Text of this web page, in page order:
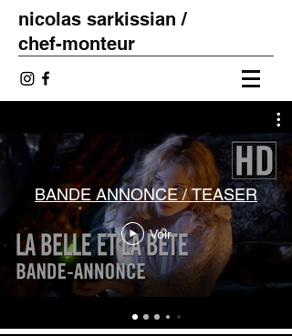
nicolas sarkissian /
chef-monteur
BANDE ANNONCE / TEASER
Voir